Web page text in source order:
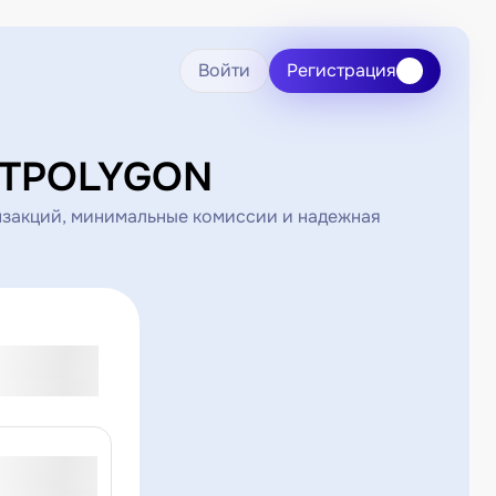
Войти Регистрация
минимальные комиссии и надежная